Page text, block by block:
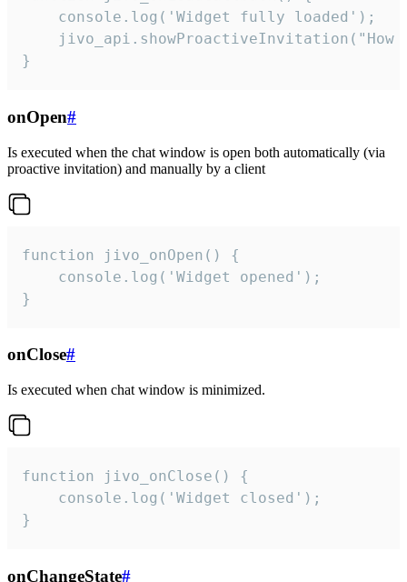
    console.log('Widget fully loaded');
jivo_api.showProactiveInvitation("How
}
onOpen#
Is executed when the chat window is open both automatically (via
proactive invitation) and manually by a client
function jivo_onOpen() {
    console.log('Widget opened');
}
onClose#
Is executed when chat window is minimized.
function jivo_onClose() {
    console.log('Widget closed');
}
onChangeState#